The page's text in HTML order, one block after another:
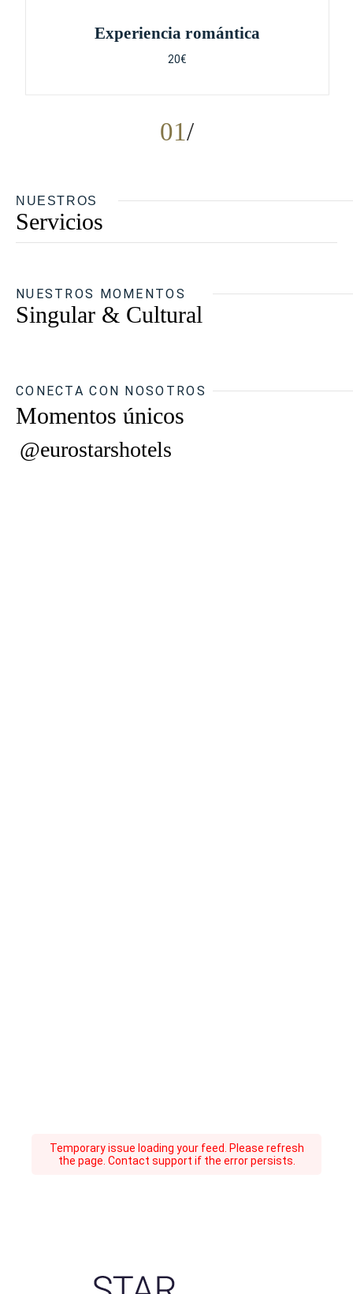
01
Experiencia romántica
20€
NUESTROS
Servicios
NUESTROS MOMENTOS
Singular & Cultural
CONECTA CON NOSOTROS
Momentos únicos
@eurostarshotels
Temporary issue loading your feed. Please refresh
the page. Contact support if the error persists.